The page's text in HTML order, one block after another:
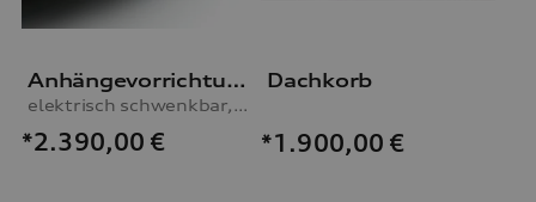
Anhängevorrichtung
elektrisch schwenkbar, inkl. E-Satz
*2.390,00 €
Dachkorb
*1.900,00 €